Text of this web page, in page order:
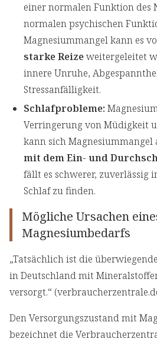
einer normalen Funktion des
normalen psychischen
Magnesiummangel kann es
starke Reizeweitergeleitet
innere Unruhe,
Stressanfälligkeit.
Schlafprobleme:
Verringerung von Müdigkeit
kann sich Magnesiummangel
mit dem Ein- und
fällt es schwerer, zuverlässig
Schlaf zu finden.
Mögliche Ursachen
Magnesiumbedarfs
„Tatsächlich ist die
in Deutschland mit
versorgt.“
Den Versorgungszustand mit
bezeichnet die